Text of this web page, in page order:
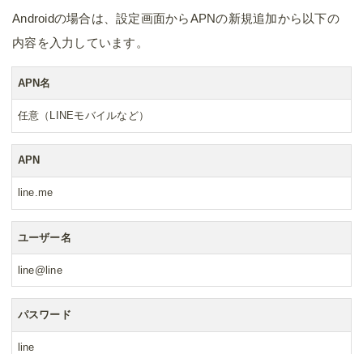
Androidの場合は、設定画面からAPNの新規追加から以下の
内容を入力しています。
APN名
任意（LINEモバイルなど）
APN
line.me
ユーザー名
line@line
パスワード
line